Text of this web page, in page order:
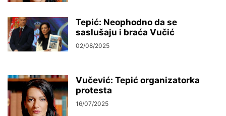
Tepić: Neophodno da se
saslušaju i braća Vučić
02/08/2025
Vučević: Tepić organizatorka
protesta
16/07/2025